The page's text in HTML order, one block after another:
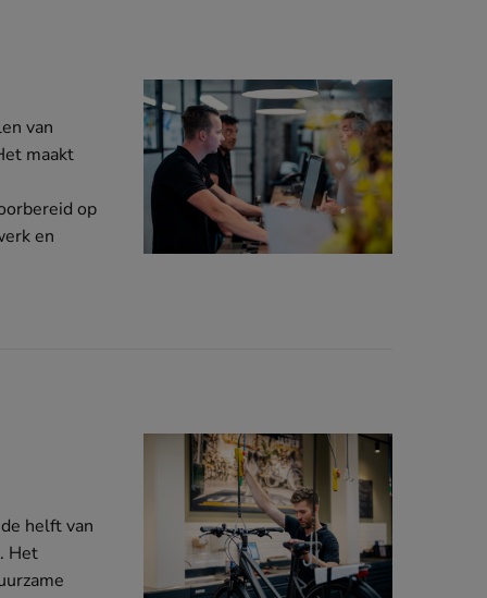
van
maakt
op
en
helft van
Het